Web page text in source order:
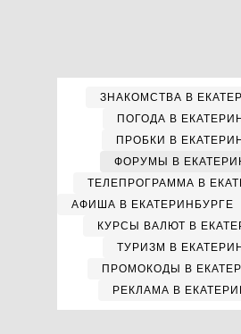
ЗНАКОМСТВА В
ПОГОДА В
ПРОБКИ В
ФОРУМЫ В
ТЕЛЕПРОГРАММА В
АФИША В ЕКАТЕРИНБУРГЕ
КУРСЫ ВАЛЮТ В
ТУРИЗМ В
ПРОМОКОДЫ В
РЕКЛАМА В